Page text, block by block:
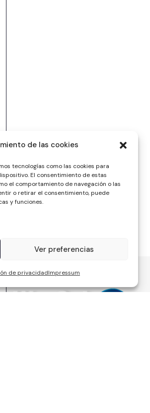
de las cookies
tecnologías como las cookies para
El consentimiento de estas
el comportamiento de navegación o las
o retirar el consentimiento, puede
y funciones.
Ver preferencias
de privacidadImpressum